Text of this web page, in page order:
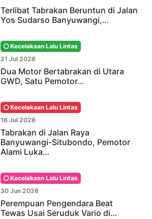
Terlibat Tabrakan Beruntun di Jalan
Yos Sudarso Banyuwangi,…
Kecelakaan Lalu Lintas
21 Jul 2026
Dua Motor Bertabrakan di Utara
GWD, Satu Pemotor…
Kecelakaan Lalu Lintas
16 Jul 2026
Tabrakan di Jalan Raya
Banyuwangi-Situbondo, Pemotor
Alami Luka…
Kecelakaan Lalu Lintas
30 Jun 2026
Perempuan Pengendara Beat
Tewas Usai Seruduk Vario di…